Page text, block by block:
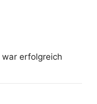
erfolgreich